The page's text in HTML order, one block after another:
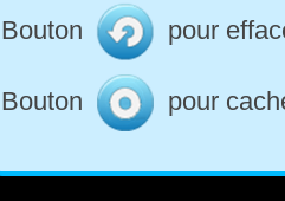
Bouton
pour
Bouton pour